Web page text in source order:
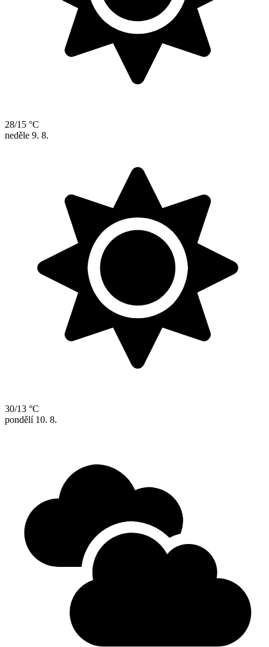
28/15 °C
neděle 9. 8.
30/13 °C
pondělí 10. 8.